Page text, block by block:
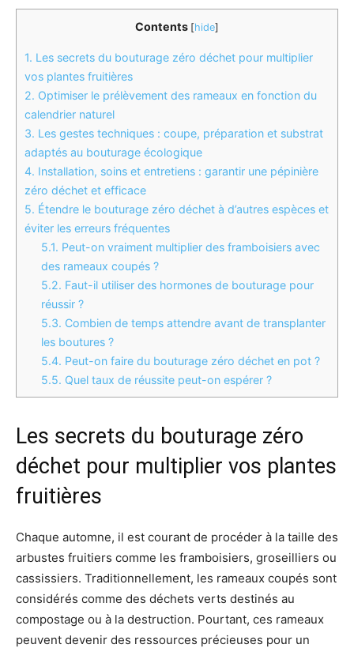
Contents [hide]
1. Les secrets du bouturage zéro déchet pour multiplier
vos plantes fruitières
2. Optimiser le prélèvement des rameaux en fonction du
calendrier naturel
3. Les gestes techniques : coupe, préparation et substrat
adaptés au bouturage écologique
4. Installation, soins et entretiens : garantir une pépinière
zéro déchet et efficace
5. Étendre le bouturage zéro déchet à d’autres espèces et
éviter les erreurs fréquentes
5.1. Peut-on vraiment multiplier des framboisiers avec
des rameaux coupés ?
5.2. Faut-il utiliser des hormones de bouturage pour
réussir ?
5.3. Combien de temps attendre avant de transplanter
les boutures ?
5.4. Peut-on faire du bouturage zéro déchet en pot ?
5.5. Quel taux de réussite peut-on espérer ?
Les secrets du bouturage zéro
déchet pour multiplier vos plantes
fruitières
Chaque automne, il est courant de procéder à la taille des
arbustes fruitiers comme les framboisiers, groseilliers ou
cassissiers. Traditionnellement, les rameaux coupés sont
considérés comme des déchets verts destinés au
compostage ou à la destruction. Pourtant, ces rameaux
peuvent devenir des ressources précieuses pour un